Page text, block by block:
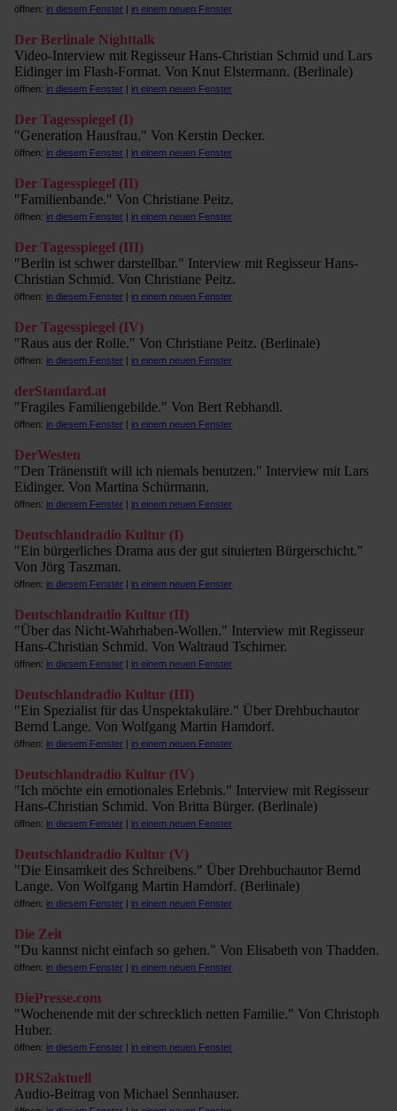
öffnen: in diesem Fenster | in einem neuen Fenster
Der Berlinale Nighttalk
Video-Interview mit Regisseur Hans-Christian Schmid und Lars
Eidinger im Flash-Format. Von Knut Elstermann. (Berlinale)
öffnen: in diesem Fenster | in einem neuen Fenster
Der Tagesspiegel (I)
"Generation Hausfrau." Von Kerstin Decker.
öffnen: in diesem Fenster | in einem neuen Fenster
Der Tagesspiegel (II)
"Familienbande." Von Christiane Peitz.
öffnen: in diesem Fenster | in einem neuen Fenster
Der Tagesspiegel (III)
"Berlin ist schwer darstellbar." Interview mit Regisseur Hans-
Christian Schmid. Von Christiane Peitz.
öffnen: in diesem Fenster | in einem neuen Fenster
Der Tagesspiegel (IV)
"Raus aus der Rolle." Von Christiane Peitz. (Berlinale)
öffnen: in diesem Fenster | in einem neuen Fenster
derStandard.at
"Fragiles Familiengebilde." Von Bert Rebhandl.
öffnen: in diesem Fenster | in einem neuen Fenster
DerWesten
"Den Tränenstift will ich niemals benutzen." Interview mit Lars
Eidinger. Von Martina Schürmann.
öffnen: in diesem Fenster | in einem neuen Fenster
Deutschlandradio Kultur (I)
"Ein bürgerliches Drama aus der gut situierten Bürgerschicht."
Von Jörg Taszman.
öffnen: in diesem Fenster | in einem neuen Fenster
Deutschlandradio Kultur (II)
"Über das Nicht-Wahrhaben-Wollen." Interview mit Regisseur
Hans-Christian Schmid. Von Waltraud Tschirner.
öffnen: in diesem Fenster | in einem neuen Fenster
Deutschlandradio Kultur (III)
"Ein Spezialist für das Unspektakuläre." Über Drehbuchautor
Bernd Lange. Von Wolfgang Martin Hamdorf.
öffnen: in diesem Fenster | in einem neuen Fenster
Deutschlandradio Kultur (IV)
"Ich möchte ein emotionales Erlebnis." Interview mit Regisseur
Hans-Christian Schmid. Von Britta Bürger. (Berlinale)
öffnen: in diesem Fenster | in einem neuen Fenster
Deutschlandradio Kultur (V)
"Die Einsamkeit des Schreibens." Über Drehbuchautor Bernd
Lange. Von Wolfgang Martin Hamdorf. (Berlinale)
öffnen: in diesem Fenster | in einem neuen Fenster
Die Zeit
"Du kannst nicht einfach so gehen." Von Elisabeth von Thadden.
öffnen: in diesem Fenster | in einem neuen Fenster
DiePresse.com
"Wochenende mit der schrecklich netten Familie." Von Christoph
Huber.
öffnen: in diesem Fenster | in einem neuen Fenster
DRS2aktuell
Audio-Beitrag von Michael Sennhauser.